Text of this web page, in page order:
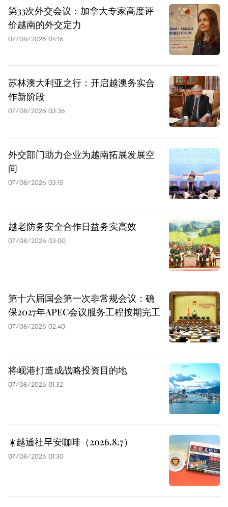
第33次外交会议：加拿大专家高度评
价越南的外交定力
07/08/2026 04:16
苏林澳大利亚之行：开启越澳务实合
作新阶段
07/08/2026 03:36
外交部门助力企业为越南拓展发展空
间
07/08/2026 03:15
越老防务安全合作日益务实高效
07/08/2026 03:00
第十六届国会第一次非常规会议：确
保2027年APEC会议服务工程按期完工
07/08/2026 02:40
将岘港打造成战略投资目的地
07/08/2026 01:32
☀️越通社早安咖啡（2026.8.7）
07/08/2026 01:30